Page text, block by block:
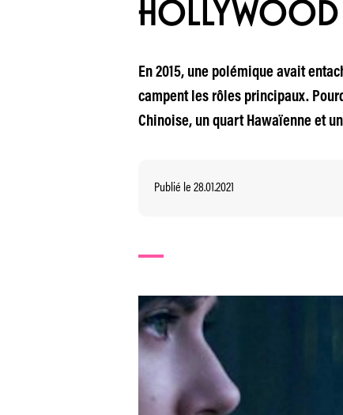
HOLLYWOOD
En 2015, une polémique avait
campent les rôles principaux.
Chinoise, un quart Hawaïenne et
Publié le 28.01.2021